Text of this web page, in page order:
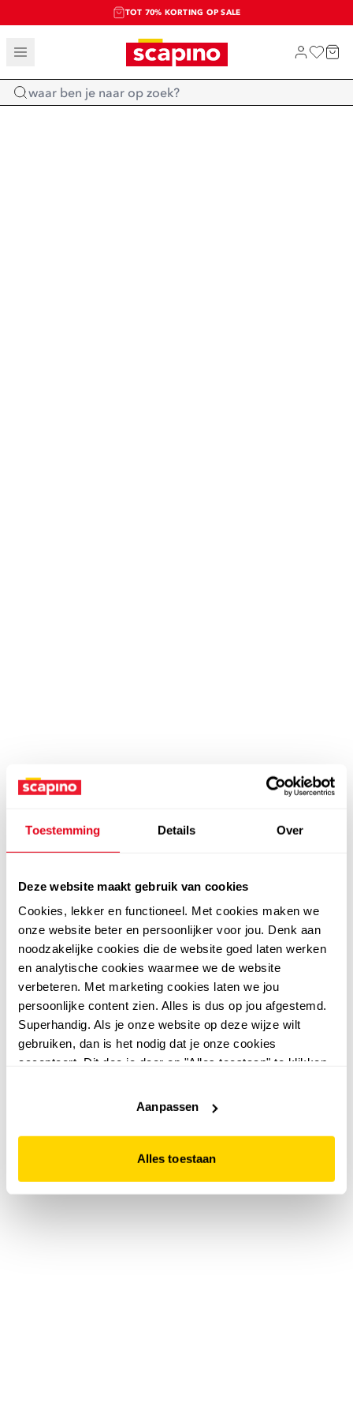
Toestemming Details Over
Deze website maakt gebruik van cookies
Cookies, lekker en functioneel. Met cookies maken we
onze website beter en persoonlijker voor jou. Denk aan
noodzakelijke cookies die de website goed laten werken
en analytische cookies waarmee we de website
verbeteren. Met marketing cookies laten we jou
persoonlijke content zien. Alles is dus op jou afgestemd.
Superhandig. Als je onze website op deze wijze wilt
gebruiken, dan is het nodig dat je onze cookies
accepteert. Dit doe je door op "Alles toestaan" te klikken.
website niet optimaal functioneert.
Aanpassen
Alles toestaan
TOT 70% KORTING OP SALE
SALE: LAATSTE KANS!
SHOP NIEUW
Home